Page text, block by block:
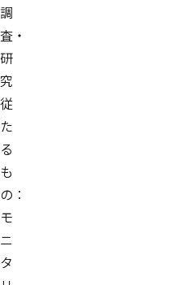
調
査・
研
究
従
た
る
も
の：
モ
ニ
タ